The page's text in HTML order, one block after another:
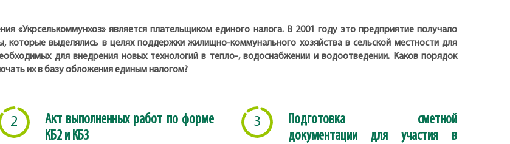
«Укрселькоммунхоз» является плательщиком единого налога. В 2001 году это предприятие получало
которые выделялись в целях поддержки жилищно-коммунального хозяйства в сельской местности для
для внедрения новых технологий в тепло-, водоснабжении и водоотведении. Каков порядок
их в базу обложения единым налогом?
2
Акт выполненных работ по форме
КБ2 и КБ3
3
Подготовка сметной
документации для участия в